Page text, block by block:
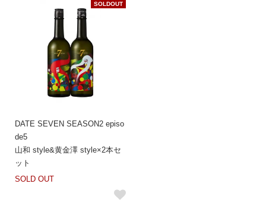
SOLDOUT
DATE SEVEN SEASON2 episo
de5
山和 style&黄金澤 style×2本セ
ット
SOLD OUT